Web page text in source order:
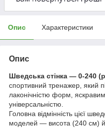
Опис Характеристики
Опис
Шведська стінка — 0-240
спортивний тренажер, який
лаконічністю форм,
універсальністю.
Головна відмінність цієї
моделей — висота (240 см) й